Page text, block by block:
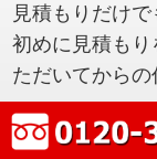
見積もりだけで
初めに見積も
ただいてからの
和歌